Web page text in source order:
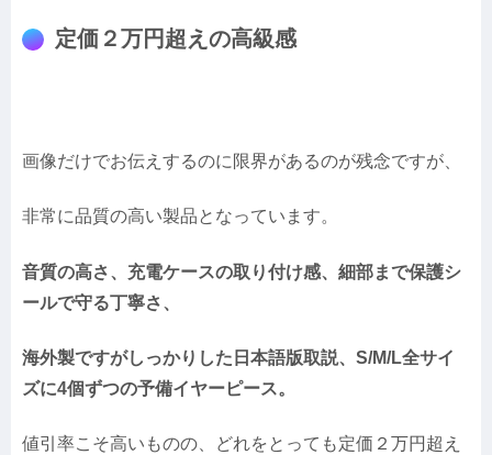
定価２万円超えの高級感
画像だけでお伝えするのに限界があるのが残念ですが、
非常に品質の高い製品となっています。
音質の高さ、充電ケースの取り付け感、細部まで保護シ
ールで守る丁寧さ、
海外製ですがしっかりした日本語版取説、S/M/L全サイ
ズに4個ずつの予備イヤーピース。
値引率こそ高いものの、どれをとっても定価２万円超え